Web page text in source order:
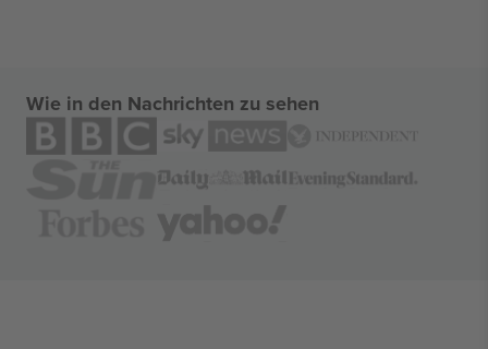
Wie in den Nachrichten zu sehen